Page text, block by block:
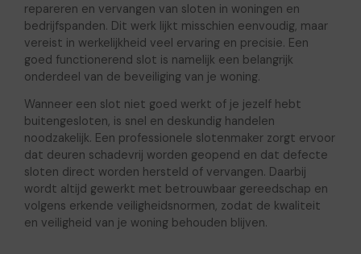
repareren en vervangen van sloten in woningen en
bedrijfspanden. Dit werk lijkt misschien eenvoudig, maar
vereist in werkelijkheid veel ervaring en precisie. Een
goed functionerend slot is namelijk een belangrijk
onderdeel van de beveiliging van je woning.
Wanneer een slot niet goed werkt of je jezelf hebt
buitengesloten, is snel en deskundig handelen
noodzakelijk. Een professionele slotenmaker zorgt ervoor
dat deuren schadevrij worden geopend en dat defecte
sloten direct worden hersteld of vervangen. Daarbij
wordt altijd gewerkt met betrouwbaar gereedschap en
volgens erkende veiligheidsnormen, zodat de kwaliteit
en veiligheid van je woning behouden blijven.